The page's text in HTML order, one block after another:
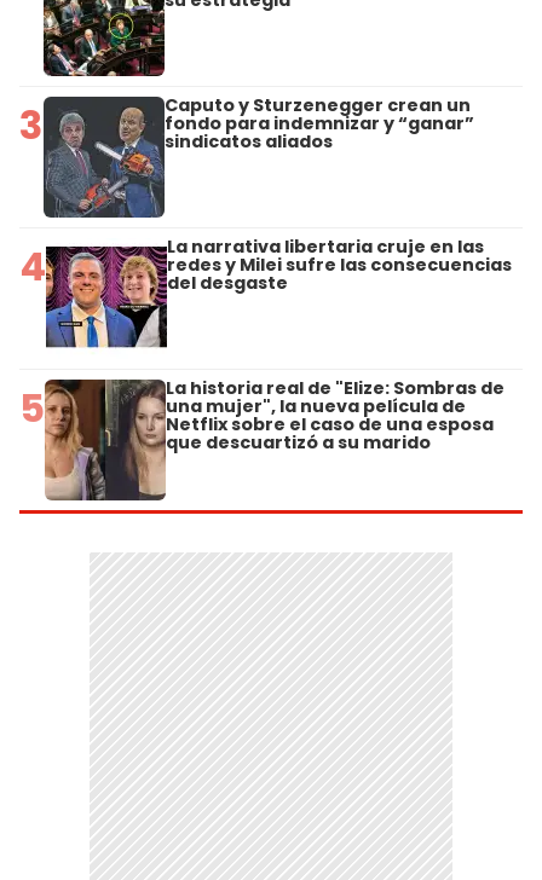
3 Caputo y Sturzenegger crean un
fondo para indemnizar y “ganar”
sindicatos aliados
4 La narrativa libertaria cruje en las
redes y Milei sufre las consecuencias
del desgaste
5 La historia real de "Elize: Sombras de
una mujer", la nueva película de
Netflix sobre el caso de una esposa
que descuartizó a su marido